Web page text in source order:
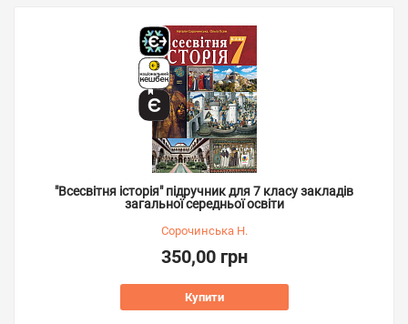
"Всесвітня історія" підручник для 7 класу закладів
загальної середньої освіти
Сорочинська Н.
350,00 грн
Купити